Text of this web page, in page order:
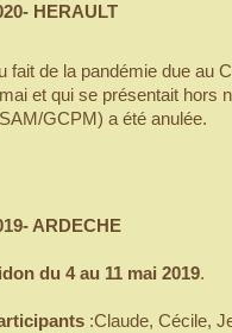
HERAULT
fait de la pandémie due au
et qui se présentait hors
GCPM) a été anulée.
ARDECHE
du 4 au 11 mai 2019.
:Claude, Cécile,